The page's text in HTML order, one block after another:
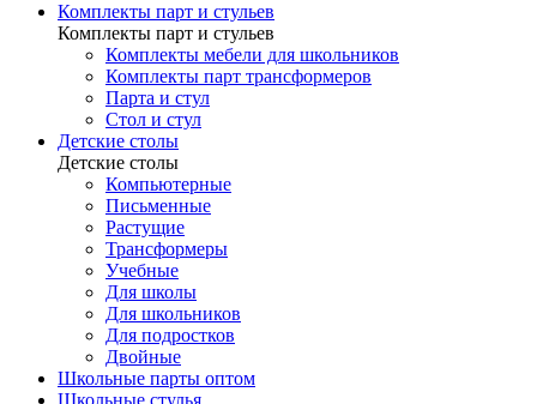
Комплекты парт и стульев
Комплекты парт и стульев
Комплекты мебели для школьников
Комплекты парт трансформеров
Парта и стул
Стол и стул
Детские столы
Детские столы
Компьютерные
Письменные
Растущие
Трансформеры
Учебные
Для школы
Для школьников
Для подростков
Двойные
Школьные парты оптом
Школьные стулья